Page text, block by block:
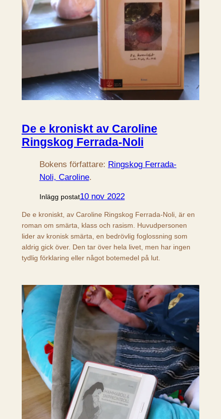
De e kroniskt av Caroline
Ringskog Ferrada-Noli
Bokens författare: Ringskog Ferrada-
Noli, Caroline.
Inlägg postat10 nov 2022
De e kroniskt, av Caroline Ringskog Ferrada-Noli, är en
roman om smärta, klass och rasism. Huvudpersonen
lider av kronisk smärta, en bedrövlig foglossning som
aldrig gick över. Den tar över hela livet, men har ingen
tydlig förklaring eller något botemedel på lut.